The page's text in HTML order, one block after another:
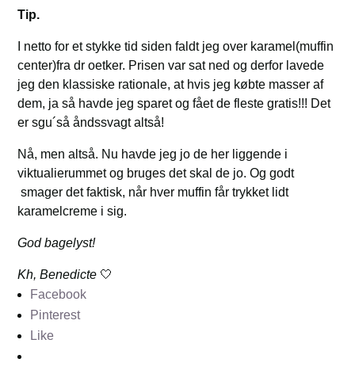
Tip.
I netto for et stykke tid siden faldt jeg over karamel(muffin
center)fra dr oetker. Prisen var sat ned og derfor lavede
jeg den klassiske rationale, at hvis jeg købte masser af
dem, ja så havde jeg sparet og fået de fleste gratis!!! Det
er sgu´så åndssvagt altså!
Nå, men altså. Nu havde jeg jo de her liggende i
viktualierummet og bruges det skal de jo. Og godt
smager det faktisk, når hver muffin får trykket lidt
karamelcreme i sig.
God bagelyst!
Kh, Benedicte 🤍
Facebook
Pinterest
Like